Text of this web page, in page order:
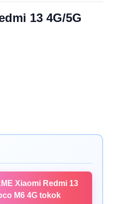
13 4G/5G
Xiaomi Redmi 13
M6 4G tokok